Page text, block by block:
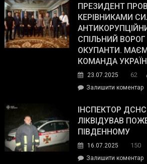
ОПЗ
з
резерву
допомогу
ПРЕЗИДЕНТ
КЕРІВНИКАМИ
СПІЛЬНИЙ ВОРОГ
ОКУПАНТИ.
КОМАНДА
23.07.2025 62
Залишити коментарon
та
ІНСПЕКТОР
ЛІКВІДУВАВ
ПІВДЕННОМУ
16.07.2025 150
Залишити коментарon